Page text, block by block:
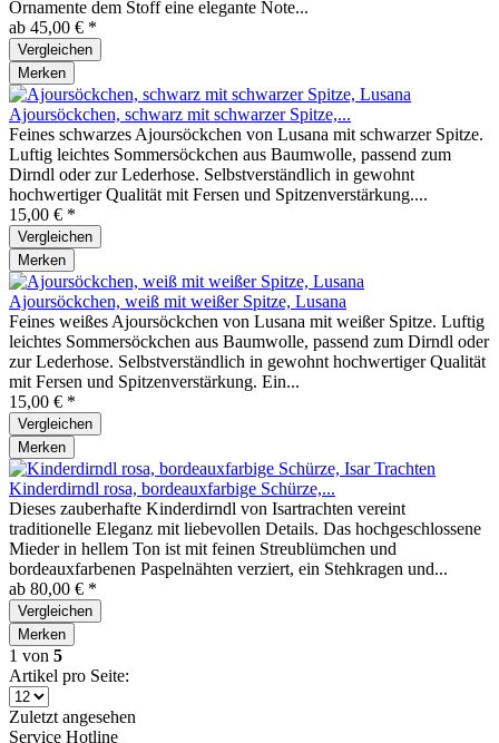
Ornamente dem Stoff eine elegante Note...
ab 45,00 € *
Vergleichen
Merken
Ajoursöckchen, schwarz mit schwarzer Spitze,...
Feines schwarzes Ajoursöckchen von Lusana mit schwarzer Spitze.
Luftig leichtes Sommersöckchen aus Baumwolle, passend zum
Dirndl oder zur Lederhose. Selbstverständlich in gewohnt
hochwertiger Qualität mit Fersen und Spitzenverstärkung....
15,00 € *
Vergleichen
Merken
Ajoursöckchen, weiß mit weißer Spitze, Lusana
Feines weißes Ajoursöckchen von Lusana mit weißer Spitze. Luftig
leichtes Sommersöckchen aus Baumwolle, passend zum Dirndl oder
zur Lederhose. Selbstverständlich in gewohnt hochwertiger Qualität
mit Fersen und Spitzenverstärkung. Ein...
15,00 € *
Vergleichen
Merken
Kinderdirndl rosa, bordeauxfarbige Schürze,...
Dieses zauberhafte Kinderdirndl von Isartrachten vereint
traditionelle Eleganz mit liebevollen Details. Das hochgeschlossene
Mieder in hellem Ton ist mit feinen Streublümchen und
bordeauxfarbenen Paspelnähten verziert, ein Stehkragen und...
ab 80,00 € *
Vergleichen
Merken
1 von 5
Artikel pro Seite:
Zuletzt angesehen
Service Hotline